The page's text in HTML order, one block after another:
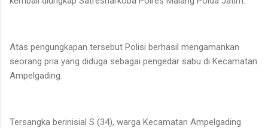
Atas pengungkapan tersebut Polisi berhasil mengamankan
seorang pria yang diduga sebagai pengedar sabu di Kecamatan
Ampelgading.
Tersangka berinisial S (34), warga Kecamatan Ampelgading